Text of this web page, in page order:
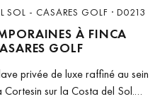
SOL - CASARES GOLF · D0213
À FINCA
GOLF
privée de luxe raffiné au sein
Cortesin sur la Costa del Sol.